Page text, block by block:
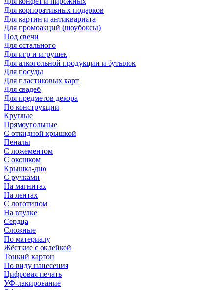
Для корпоративных подарков
Для картин и антиквариата
Для промоакций (шоубоксы)
Под свечи
Для остального
Для игр и игрушек
Для алкогольной продукции и бутылок
Для посуды
Для пластиковых карт
Для свадеб
Для предметов декора
По конструкции
Круглые
Прямоугольные
С откидной крышкой
Пеналы
С ложементом
С окошком
Крышка-дно
С ручками
На магнитах
На лентах
С логотипом
На втулке
Сердца
Сложные
По материалу
Жёсткие с оклейкой
Тонкий картон
По виду нанесения
Цифровая печать
УФ-лакирование